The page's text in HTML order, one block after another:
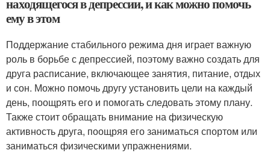
находящегося в депрессии, и как можно помочь
ему в этом
Поддержание стабильного режима дня играет важную
роль в борьбе с депрессией, поэтому важно создать для
друга расписание, включающее занятия, питание, отдых
и сон. Можно помочь другу установить цели на каждый
день, поощрять его и помогать следовать этому плану.
Также стоит обращать внимание на физическую
активность друга, поощряя его заниматься спортом или
заниматься физическими упражнениями.